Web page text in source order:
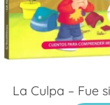
La Culpa – Fue